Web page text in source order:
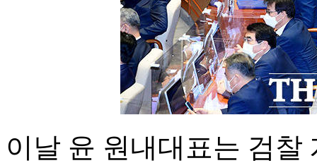
이날 윤 원내대표는 검